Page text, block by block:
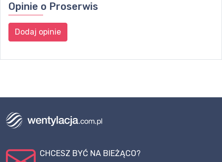
Opinie o Proserwis
Dodaj opinie
CHCESZ BYĆ NA BIEŻĄCO?